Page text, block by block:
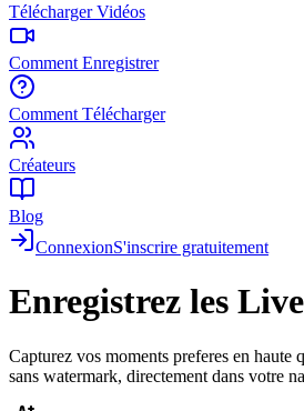
Télécharger Vidéos
Comment Enregistrer
Comment Télécharger
Créateurs
Blog
ConnexionS'inscrire gratuitement
Enregistrez les
Capturez vos moments preferes en haute
sans watermark, directement dans votre